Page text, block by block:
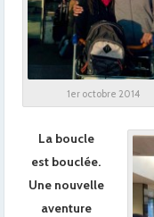
1er octobre 2014
La boucle
est bouclée.
Une nouvelle
aventure